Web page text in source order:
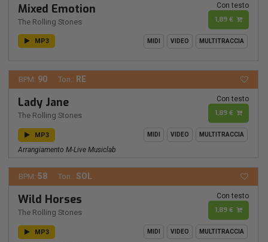
Mixed Emotion
The Rolling Stones
Con testo
1,89 €
MP3 MIDI VIDEO MULTITRACCIA
BPM: 90 Ton.: RE
Lady Jane
The Rolling Stones
Con testo
1,89 €
MP3 MIDI VIDEO MULTITRACCIA
Arrangiamento M-Live Musiclab
BPM: 58 Ton.: SOL
Wild Horses
The Rolling Stones
Con testo
1,89 €
MP3 MIDI VIDEO MULTITRACCIA